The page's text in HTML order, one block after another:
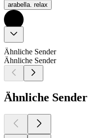
arabella. relax
Ähnliche Sender
Ähnliche Sender
Ähnliche Sender